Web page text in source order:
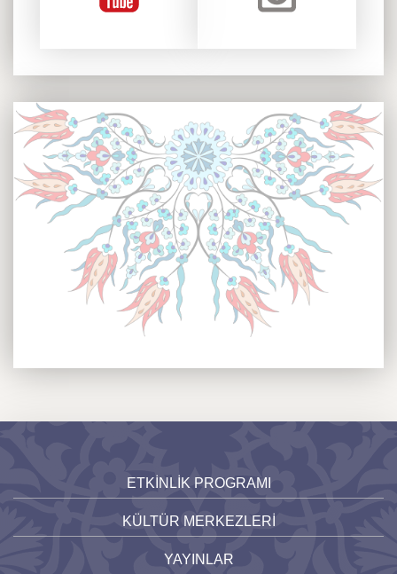
ETKİNLİK PROGRAMI
KÜLTÜR MERKEZLERİ
YAYINLAR